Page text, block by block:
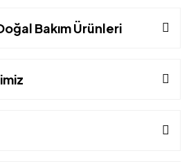
Bakım Ürünleri